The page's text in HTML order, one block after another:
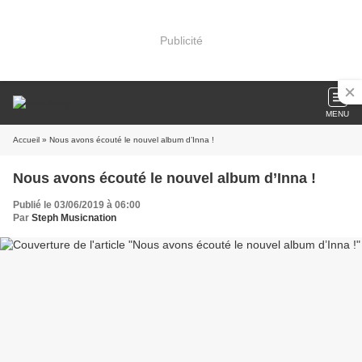
Publicité
MENU
Accueil » Nous avons écouté le nouvel album d’Inna !
Nous avons écouté le nouvel album d’Inna !
Publié le 03/06/2019 à 06:00
Par Steph Musicnation